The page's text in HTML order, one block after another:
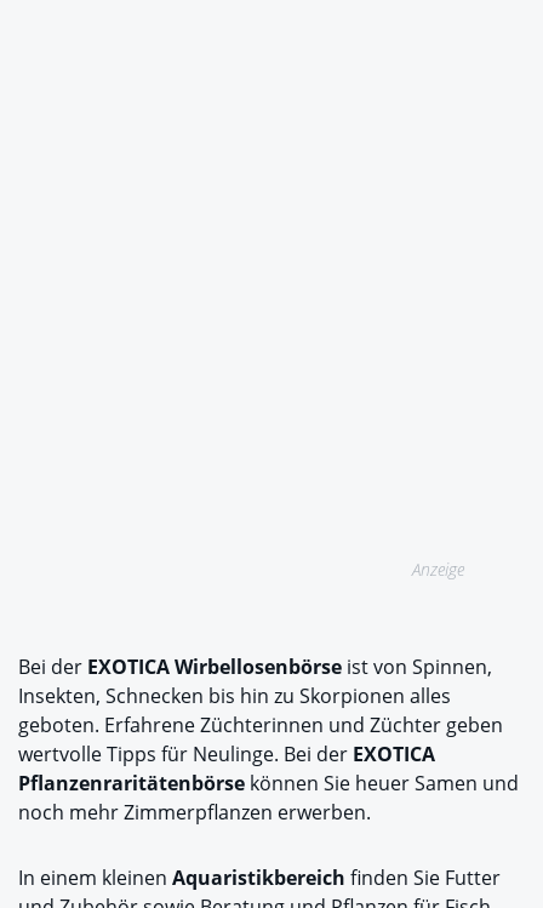
Anzeige
Bei der EXOTICA Wirbellosenbörse ist von Spinnen,
Insekten, Schnecken bis hin zu Skorpionen alles
geboten. Erfahrene Züchterinnen und Züchter geben
wertvolle Tipps für Neulinge. Bei der EXOTICA
Pflanzenraritätenbörse können Sie heuer Samen und
noch mehr Zimmerpflanzen erwerben.
In einem kleinen Aquaristikbereich finden Sie Futter